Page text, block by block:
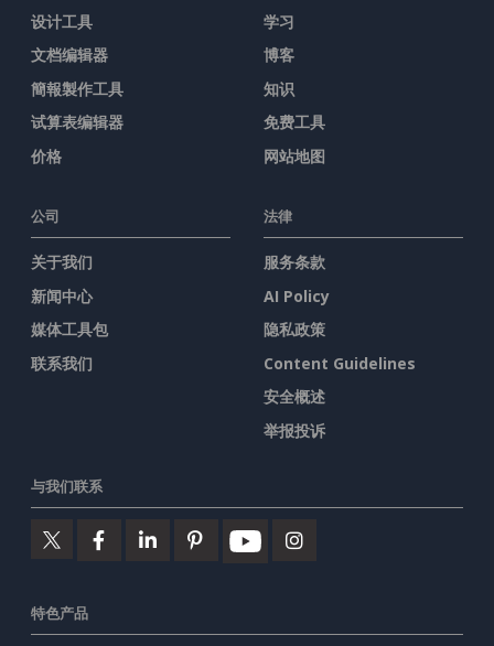
设计工具
文档编辑器
簡報製作工具
试算表编辑器
价格
学习
博客
知识
免费工具
网站地图
公司
关于我们
新闻中心
媒体工具包
联系我们
法律
服务条款
AI Policy
隐私政策
Content Guidelines
安全概述
举报投诉
与我们联系
特色产品